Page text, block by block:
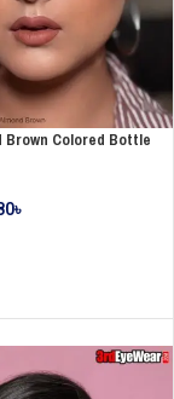
Brown Colored Bottle
৳